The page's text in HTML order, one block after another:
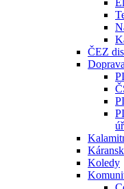
ČEZ
Doprava
Koledy